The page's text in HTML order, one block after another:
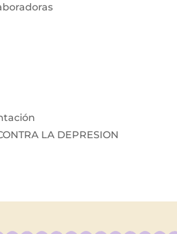
LA DEPRESION